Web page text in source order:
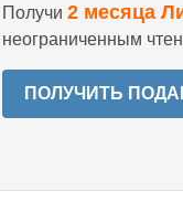
Получи 2 месяца
неограниченным
ПОЛУЧИТЬ